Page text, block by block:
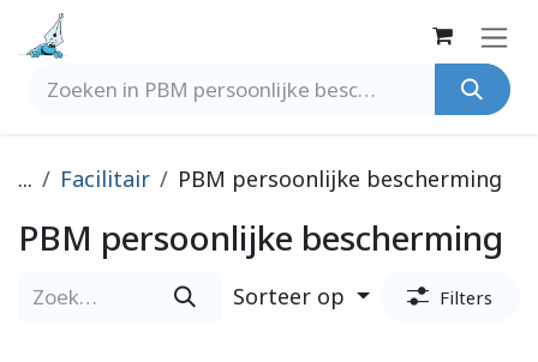
Overslaan naar inhoud
... Facilitair PBM persoonlijke bescherming
PBM persoonlijke bescherming
Sorteer op Filters